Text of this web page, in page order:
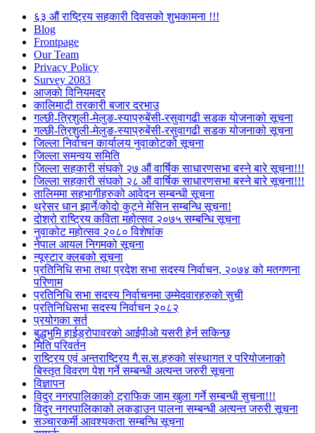
६३ औं राष्ट्रिय सहकारी दिवसको शुभकामना !!!
Blog
Frontpage
Our Team
Privacy Policy
Survey 2083
आजकाे विनियमदर
कालिमाटी तरकारी बजार दरभाउ
गल्छी-त्रिशुली-मेलुङ-स्याप्रुबेंसी-रसुवागढी सडक योजनाको सूचना
गल्छी-त्रिशुली-मेलुङ-स्याप्रुबेंसी-रसुवागढी सडक योजनाको सूचना
जिल्ला निर्वाचन कार्यालय नुवाकोटको सूचना
जिल्ला समन्वय समिति
जिल्ला सहकारी संघको २७ औं वार्षिक साधारणसभा बस्ने बारे सूचना!!!
जिल्ला सहकारी संघको २८ औं वार्षिक साधारणसभा बस्ने बारे सूचना!!!
तालिममा सहभागीहरुको आवेदन सम्बन्धी सूचना
थ्रेसर धान झार्ने/काेदाे कुट्ने मेसिन सम्बन्धि सूचना!
दोश्रो राष्ट्रिय कविता महोत्सव २०७५ सम्बन्धि सूचना
नुवाकोट महोत्सव २०८० विशेषांक
नेपाल आयल निगमको सूचना
न्यूस्टार क्लबको सूचना
प्रतिनिधि सभा तथा प्रदेश सभा सदस्य निर्वाचन, २०७४ को मतगणना
परिणाम
प्रतिनिधि सभा सदस्य निर्वाचनमा उम्मेदवारहरुको सुची
प्रतिनिधिसभा सदस्य निर्वाचन २०८२
प्रयोगका सर्त
बुद्धभुमि हाईड्रोपावरको आईपीओ यसरी हेर्न सकिन्छ
मिति परिवर्तन
राष्ट्रिय एवं अन्तराष्ट्रिय गै.स.स.हरुको संस्थागत र परियोजनाको
बिस्तृत विवरण पेश गर्ने सम्बन्धी अत्यन्त जरुरी सूचना
विज्ञापन
विदुर नगरपालिकाको ट्राफिक जाम खुला गर्ने सम्बन्धी सुचना!!!
विदुर नगरपालिकाको लकडाउन पालना सम्बन्धी अत्यन्त जरुरी सूचना
सञ्चारकर्मी आवश्यकता सम्बन्धि सूचना